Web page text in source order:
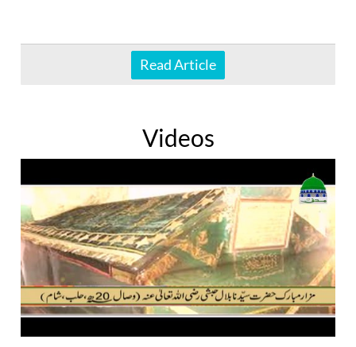
Read Article
Videos